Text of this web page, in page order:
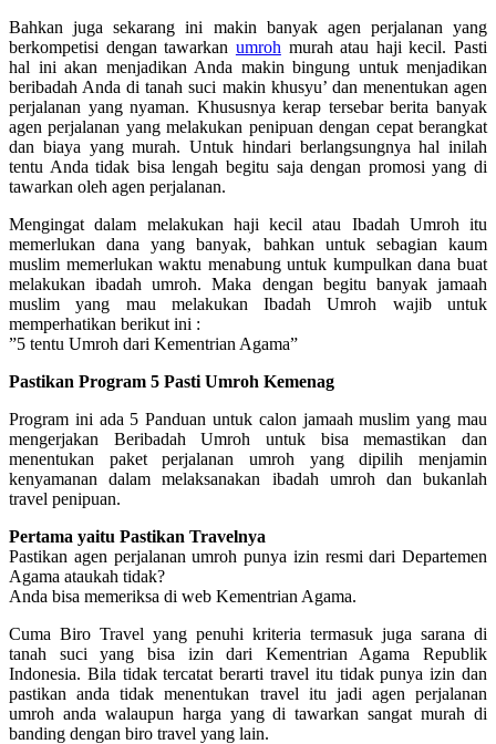
Bahkan juga sekarang ini makin banyak agen perjalanan yang
berkompetisi dengan tawarkan umroh murah atau haji kecil. Pasti
hal ini akan menjadikan Anda makin bingung untuk menjadikan
beribadah Anda di tanah suci makin khusyu’ dan menentukan agen
perjalanan yang nyaman. Khususnya kerap tersebar berita banyak
agen perjalanan yang melakukan penipuan dengan cepat berangkat
dan biaya yang murah. Untuk hindari berlangsungnya hal inilah
tentu Anda tidak bisa lengah begitu saja dengan promosi yang di
tawarkan oleh agen perjalanan.
Mengingat dalam melakukan haji kecil atau Ibadah Umroh itu
memerlukan dana yang banyak, bahkan untuk sebagian kaum
muslim memerlukan waktu menabung untuk kumpulkan dana buat
melakukan ibadah umroh. Maka dengan begitu banyak jamaah
muslim yang mau melakukan Ibadah Umroh wajib untuk
memperhatikan berikut ini :
”5 tentu Umroh dari Kementrian Agama”
Pastikan Program 5 Pasti Umroh Kemenag
Program ini ada 5 Panduan untuk calon jamaah muslim yang mau
mengerjakan Beribadah Umroh untuk bisa memastikan dan
menentukan paket perjalanan umroh yang dipilih menjamin
kenyamanan dalam melaksanakan ibadah umroh dan bukanlah
travel penipuan.
Pertama yaitu Pastikan Travelnya
Pastikan agen perjalanan umroh punya izin resmi dari Departemen
Agama ataukah tidak?
Anda bisa memeriksa di web Kementrian Agama.
Cuma Biro Travel yang penuhi kriteria termasuk juga sarana di
tanah suci yang bisa izin dari Kementrian Agama Republik
Indonesia. Bila tidak tercatat berarti travel itu tidak punya izin dan
pastikan anda tidak menentukan travel itu jadi agen perjalanan
umroh anda walaupun harga yang di tawarkan sangat murah di
banding dengan biro travel yang lain.